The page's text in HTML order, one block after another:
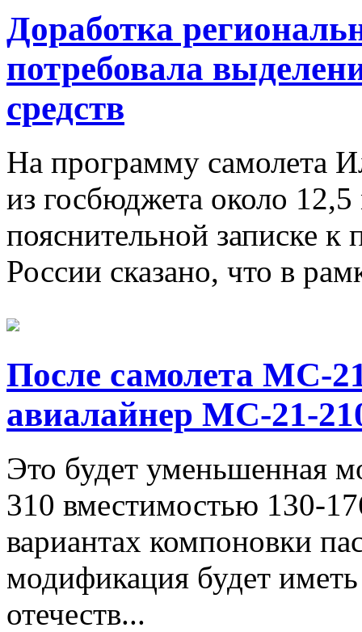
Доработка
потребовала
средств
На программу самолета
из госбюджета около
пояснительной записке к
России сказано, что в
После самолета МС-
авиалайнер МС-21-
Это будет уменьшенная
310 вместимостью 130-
вариантах компоновки
модификация будет
отечеств...